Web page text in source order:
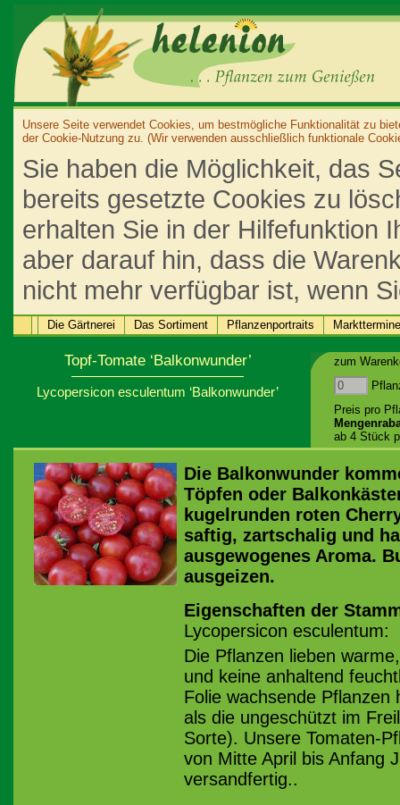
Unsere Seite verwendet Cookies, um bestmögliche Funktionalität zu
der Cookie-Nutzung zu. (Wir verwenden ausschließlich funktionale
Sie haben die Möglichkeit, das
bereits gesetzte Cookies zu
erhalten Sie in der Hilfefunktion
aber darauf hin, dass die
nicht mehr verfügbar ist, wenn
Die Gärtnerei Das Sortiment Pflanzenportraits Markttermine
Topf-Tomate ‘Balkonwunder’
Lycopersicon esculentum ‘Balkonwunder’
zum
Preis pro
ab 4 Stück
Die Balkonwunder
Töpfen oder
kugelrunden roten
saftig, zartschalig und
ausgewogenes Aroma.
ausgeizen.
Eigenschaften der
Lycopersicon esculentum:
Die Pflanzen lieben
und keine anhaltend
Folie wachsende Pflanzen
als die ungeschützt im
Sorte). Unsere Tomaten-
von Mitte April bis Anfang
versandfertig..